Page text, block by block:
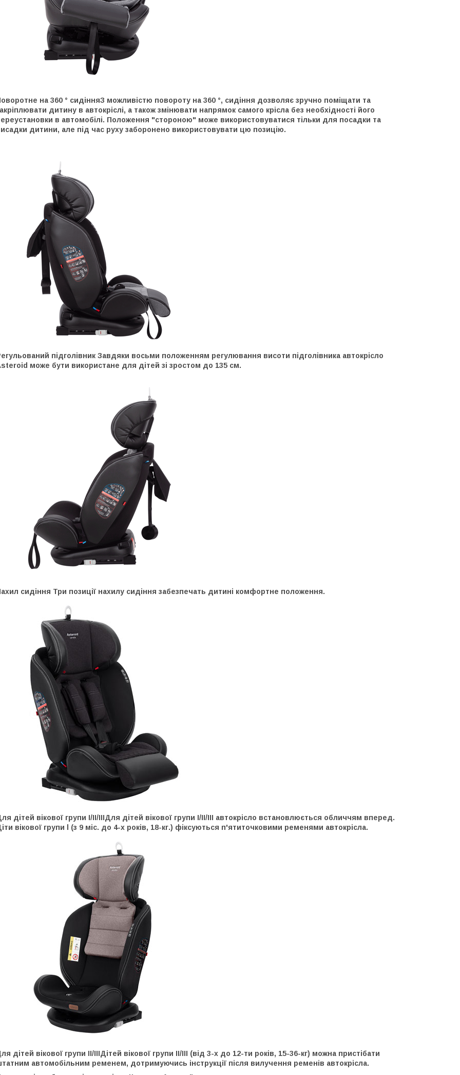
на 360 ° сидінняЗ можливістю повороту на 360 °, сидіння дозволяє зручно поміщати та
дитину в автокріслі, а також змінювати напрямок самого крісла без необхідності його
в автомобілі. Положення "стороною" може використовуватися тільки для посадки та
дитини, але під час руху заборонено використовувати цю позицію.
підголівник Завдяки восьми положенням регулювання висоти підголівника автокрісло
може бути використане для дітей зі зростом до 135 см.
сидіння Три позиції нахилу сидіння забезпечать дитині комфортне положення.
дітей вікової групи І/ІІ/ІІІДля дітей вікової групи І/ІІ/ІІІ автокрісло встановлюється обличчям вперед.
вікової групи l (з 9 міс. до 4-х років, 18-кг.) фіксуються п'ятиточковими ременями автокрісла.
ля дітей вікової групи II/IIIДітей вікової групи II/III (від 3-х до 12-ти років, 15-36-кг) можна пристібати
автомобільним ременем, дотримуючись інструкції після вилучення ременів автокрісла.